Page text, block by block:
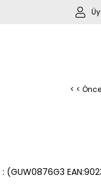
< <
(GUW0876G3